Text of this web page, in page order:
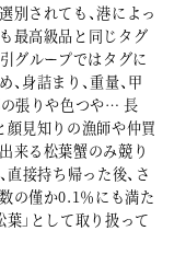
別されても、港によっ
最高級品と同じタグ
グループではタグに
身詰まり、重量、甲
の張りや色つや… 長
顔見知りの漁師や仲買
来る松葉蟹のみ競り
直接持ち帰った後、さ
の僅か0.1％にも満た
」として取り扱って